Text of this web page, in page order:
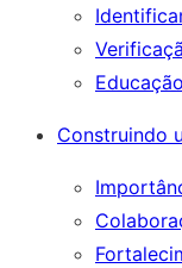
Construindo